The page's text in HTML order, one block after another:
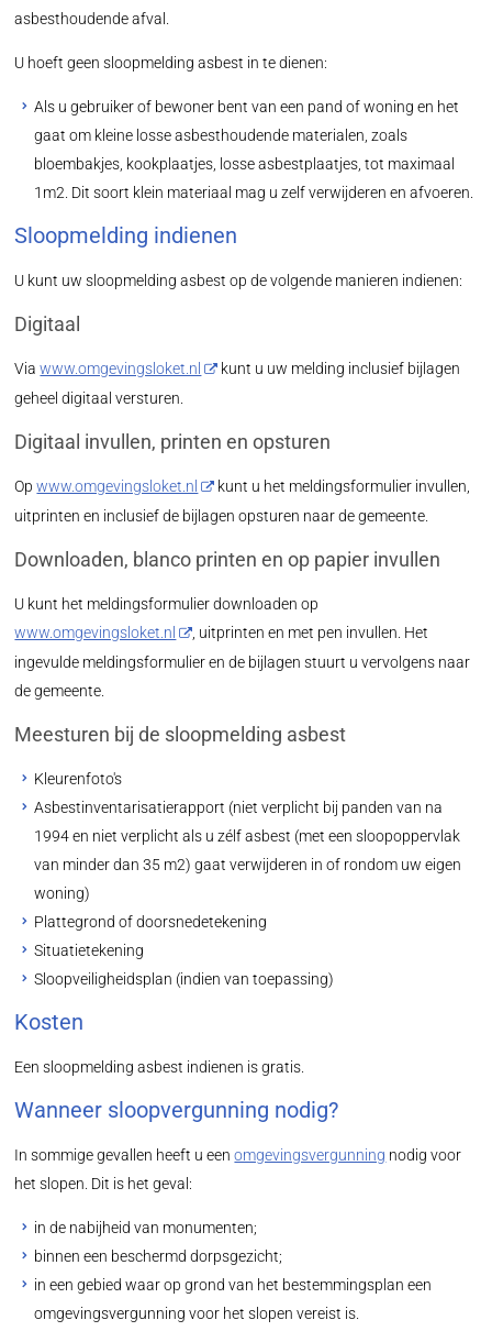
asbesthoudende afval.
U hoeft geen sloopmelding asbest in te dienen:
Als u gebruiker of bewoner bent van een pand of woning en het
gaat om kleine losse asbesthoudende materialen, zoals
bloembakjes, kookplaatjes, losse asbestplaatjes, tot maximaal
1m2. Dit soort klein materiaal mag u zelf verwijderen en afvoeren.
Sloopmelding indienen
U kunt uw sloopmelding asbest op de volgende manieren indienen:
Digitaal
Viawww.omgevingsloket.nl
kunt u uw melding inclusief bijlagen
geheel digitaal versturen.
Digitaal invullen, printen en opsturen
Opwww.omgevingsloket.nl
kunt u het meldingsformulier invullen,
uitprinten en inclusief de bijlagen opsturen naar de gemeente.
Downloaden, blanco printen en op papier invullen
U kunt het meldingsformulier downloaden op
www.omgevingsloket.nl
, uitprinten en met pen invullen. Het
ingevulde meldingsformulier en de bijlagen stuurt u vervolgens naar
de gemeente.
Meesturen bij de sloopmelding asbest
Kleurenfoto's
Asbestinventarisatierapport (niet verplicht bij panden van na
1994 en niet verplicht als u zélf asbest (met een sloopoppervlak
van minder dan 35 m2) gaat verwijderen in of rondom uw eigen
woning)
Plattegrond of doorsnedetekening
Situatietekening
Sloopveiligheidsplan (indien van toepassing)
Kosten
Een sloopmelding asbest indienen is gratis.
Wanneer sloopvergunning nodig?
In sommige gevallen heeft u eenomgevingsvergunning nodig voor
het slopen. Dit is het geval:
in de nabijheid van monumenten;
binnen een beschermd dorpsgezicht;
in een gebied waar op grond van het bestemmingsplan een
omgevingsvergunning voor het slopen vereist is.